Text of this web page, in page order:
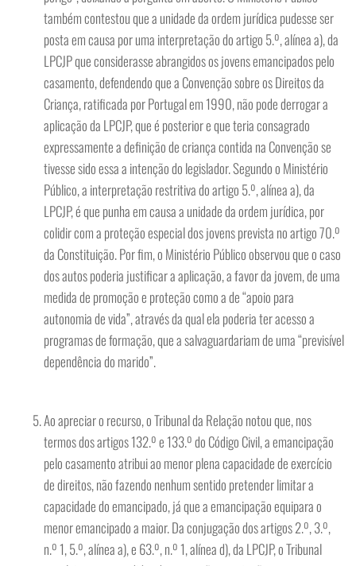
também contestou que a unidade da ordem jurídica pudesse ser
posta em causa por uma interpretação do artigo 5.º, alínea a), da
LPCJP que considerasse abrangidos os jovens emancipados pelo
casamento, defendendo que a Convenção sobre os Direitos da
Criança, ratificada por Portugal em 1990, não pode derrogar a
aplicação da LPCJP, que é posterior e que teria consagrado
expressamente a definição de criança contida na Convenção se
tivesse sido essa a intenção do legislador. Segundo o Ministério
Público, a interpretação restritiva do artigo 5.º, alínea a), da
LPCJP, é que punha em causa a unidade da ordem jurídica, por
colidir com a proteção especial dos jovens prevista no artigo 70.º
da Constituição. Por fim, o Ministério Público observou que o caso
dos autos poderia justificar a aplicação, a favor da jovem, de uma
medida de promoção e proteção como a de “apoio para
autonomia de vida”, através da qual ela poderia ter acesso a
programas de formação, que a salvaguardariam de uma “previsível
dependência do marido”.
Ao apreciar o recurso, o Tribunal da Relação notou que, nos
termos dos artigos 132.º e 133.º do Código Civil, a emancipação
pelo casamento atribui ao menor plena capacidade de exercício
de direitos, não fazendo nenhum sentido pretender limitar a
capacidade do emancipado, já que a emancipação equipara o
menor emancipado a maior. Da conjugação dos artigos 2.º, 3.º,
n.º 1, 5.º, alínea a), e 63.º, n.º 1, alínea d), da LPCJP, o Tribunal